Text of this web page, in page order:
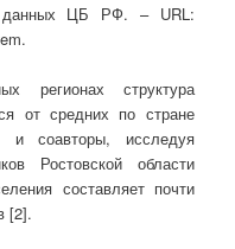
данных ЦБ РФ. – URL:
регионах структура
от средних по стране
и соавторы, исследуя
Ростовской области
составляет почти
[2].